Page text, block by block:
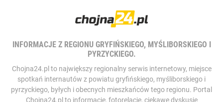
INFORMACJE Z REGIONU GRYFIŃSKIEGO, MYŚLIBORSKIEGO I
PYRZYCKIEGO.
Chojna24.pl to największy regionalny serwis internetowy, miejsce
spotkań internautów z powiatu gryfińskiego, myśliborskiego i
pyrzyckiego, byłych i obecnych mieszkańców tego regionu. Portal
Chojna24.pl to informacje, fotorelacje, ciekawe dyskusje